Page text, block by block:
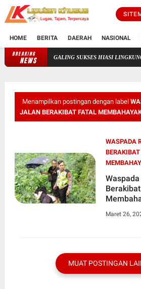
HOME BERITA DAERAH NASIONAL
BREAKING
NEWS PANITIA HUT RI KE-81 RT 3/RW 3
Menampilkan postingan dengan label
JALAN BERAKIBAT FATAL
WASPADA
Maret 26,
MUAT POSTINGAN